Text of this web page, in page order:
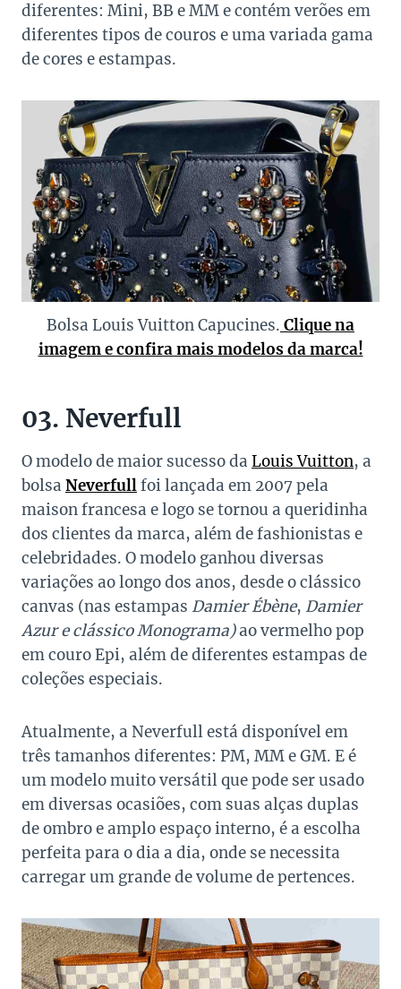
diferentes: Mini, BB e MM e contém verões em
diferentes tipos de couros e uma variada gama
de cores e estampas.
Bolsa Louis Vuitton Capucines. Clique na
imagem e confira mais modelos da marca!
03. Neverfull
O modelo de maior sucesso da Louis Vuitton, a
bolsa Neverfullfoi lançada em 2007 pela
maison francesa e logo se tornou a queridinha
dos clientes da marca, além de fashionistas e
celebridades. O modelo ganhou diversas
variações ao longo dos anos, desde o clássico
canvas (nas estampas DamierÉbène, Damier
Azur e clássico Monograma)ao vermelho pop
em couro Epi, além de diferentes estampas de
coleções especiais.
Atualmente, a Neverfull está disponível em
três tamanhos diferentes: PM, MM e GM. E é
um modelo muito versátil que pode ser usado
em diversas ocasiões, com suas alças duplas
de ombro e amplo espaço interno, é a escolha
perfeita para o dia a dia, onde se necessita
carregar um grande de volume de pertences.